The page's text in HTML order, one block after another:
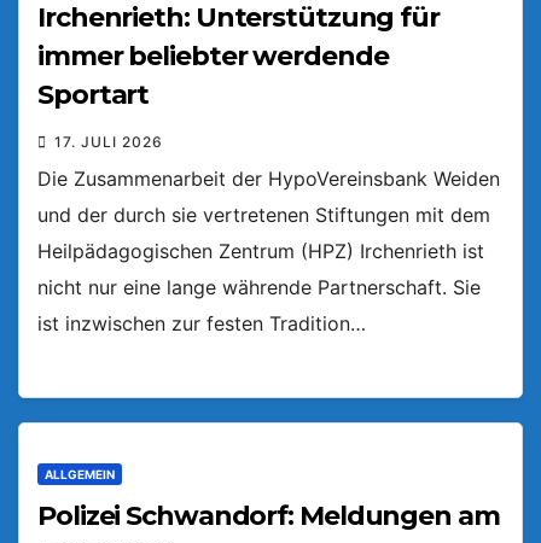
Irchenrieth: Unterstützung für
immer beliebter werdende
Sportart
17. JULI 2026
Die Zusammenarbeit der HypoVereinsbank Weiden
und der durch sie vertretenen Stiftungen mit dem
Heilpädagogischen Zentrum (HPZ) Irchenrieth ist
nicht nur eine lange währende Partnerschaft. Sie
ist inzwischen zur festen Tradition…
ALLGEMEIN
Polizei Schwandorf: Meldungen am